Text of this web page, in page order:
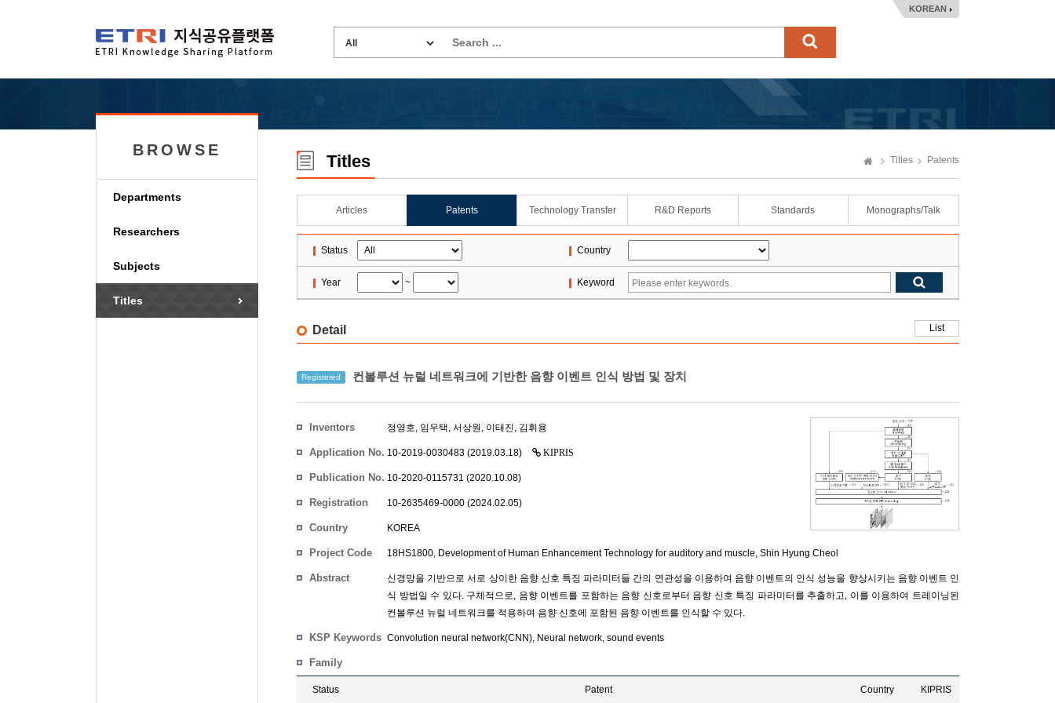
KOREAN
BROWSE
Departments
Researchers
Subjects
Titles
Titles Titles Patents
Articles Patents Technology Transfer R&D Reports Standards Monographs/Talk
Status Country
Year ~ Keyword
Detail List
Registered 컨볼루션 뉴럴 네트워크에 기반한 음향 이벤트 인식 방법 및 장치
Inventors 정영호, 임우택, 서상원 , 이태진, 김휘용
Application No. 10-2019-0030483 (2019.03.18) KIPRIS
Publication No. 10-2020-0115731 (2020.10.08)
Registration
10-2635469-0000 (2024.02.05)
Country KOREA
Project Code 18HS1800, Development of Human Enhancement Technology for auditory and muscle, Shin Hyung Cheol
Abstract
신경망을 기반으로 서로 상이한 음향 신호 특징 파라미터들 간의 연관성을 이용하여 음향 이벤트의 인식 성능을 향상시키는 음향 이벤트 인
식 방법일 수 있다. 구체적으로, 음향 이벤트를 포함하는 음향 신호로부터 음향 신호 특징 파라미터를 추출하고, 이를 이용하여 트레이닝된
컨볼루션 뉴럴 네트워크를 적용하여 음향 신호에 포함된 음향 이벤트를 인식할 수 있다.
KSP Keywords Convolution neural network(CNN), Neural network, sound events
Family
Status Patent Country KIPRIS